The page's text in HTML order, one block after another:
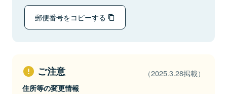
郵便番号をコピーする
ご注意 （2025.3.28掲載）
住所等の変更情報